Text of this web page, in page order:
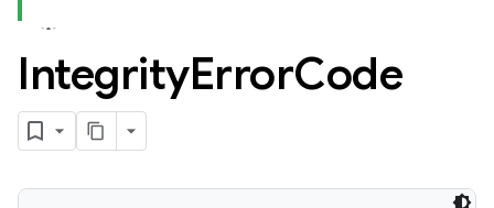
IntegrityErrorCode